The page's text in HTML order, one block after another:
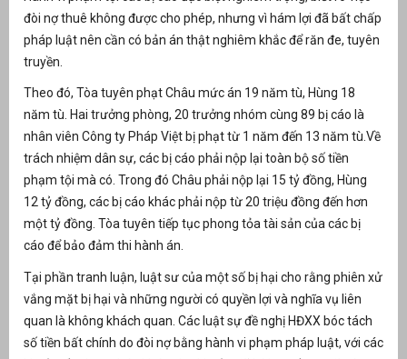
đòi nợ thuê không được cho phép, nhưng vì hám lợi đã bất chấp
pháp luật nên cần có bản án thật nghiêm khắc để răn đe, tuyên
truyền.
Theo đó, Tòa tuyên phạt Châu mức án 19 năm tù, Hùng 18
năm tù. Hai trưởng phòng, 20 trưởng nhóm cùng 89 bị cáo là
nhân viên Công ty Pháp Việt bị phạt từ 1 năm đến 13 năm tù.Về
trách nhiệm dân sự, các bị cáo phải nộp lại toàn bộ số tiền
phạm tội mà có. Trong đó Châu phải nộp lại 15 tỷ đồng, Hùng
12 tỷ đồng, các bị cáo khác phải nộp từ 20 triệu đồng đến hơn
một tỷ đồng. Tòa tuyên tiếp tục phong tỏa tài sản của các bị
cáo để bảo đảm thi hành án.
Tại phần tranh luận, luật sư của một số bị hại cho rằng phiên xử
vắng mặt bị hại và những người có quyền lợi và nghĩa vụ liên
quan là không khách quan. Các luật sự đề nghị HĐXX bóc tách
số tiền bất chính do đòi nợ bằng hành vi phạm pháp luật, với các